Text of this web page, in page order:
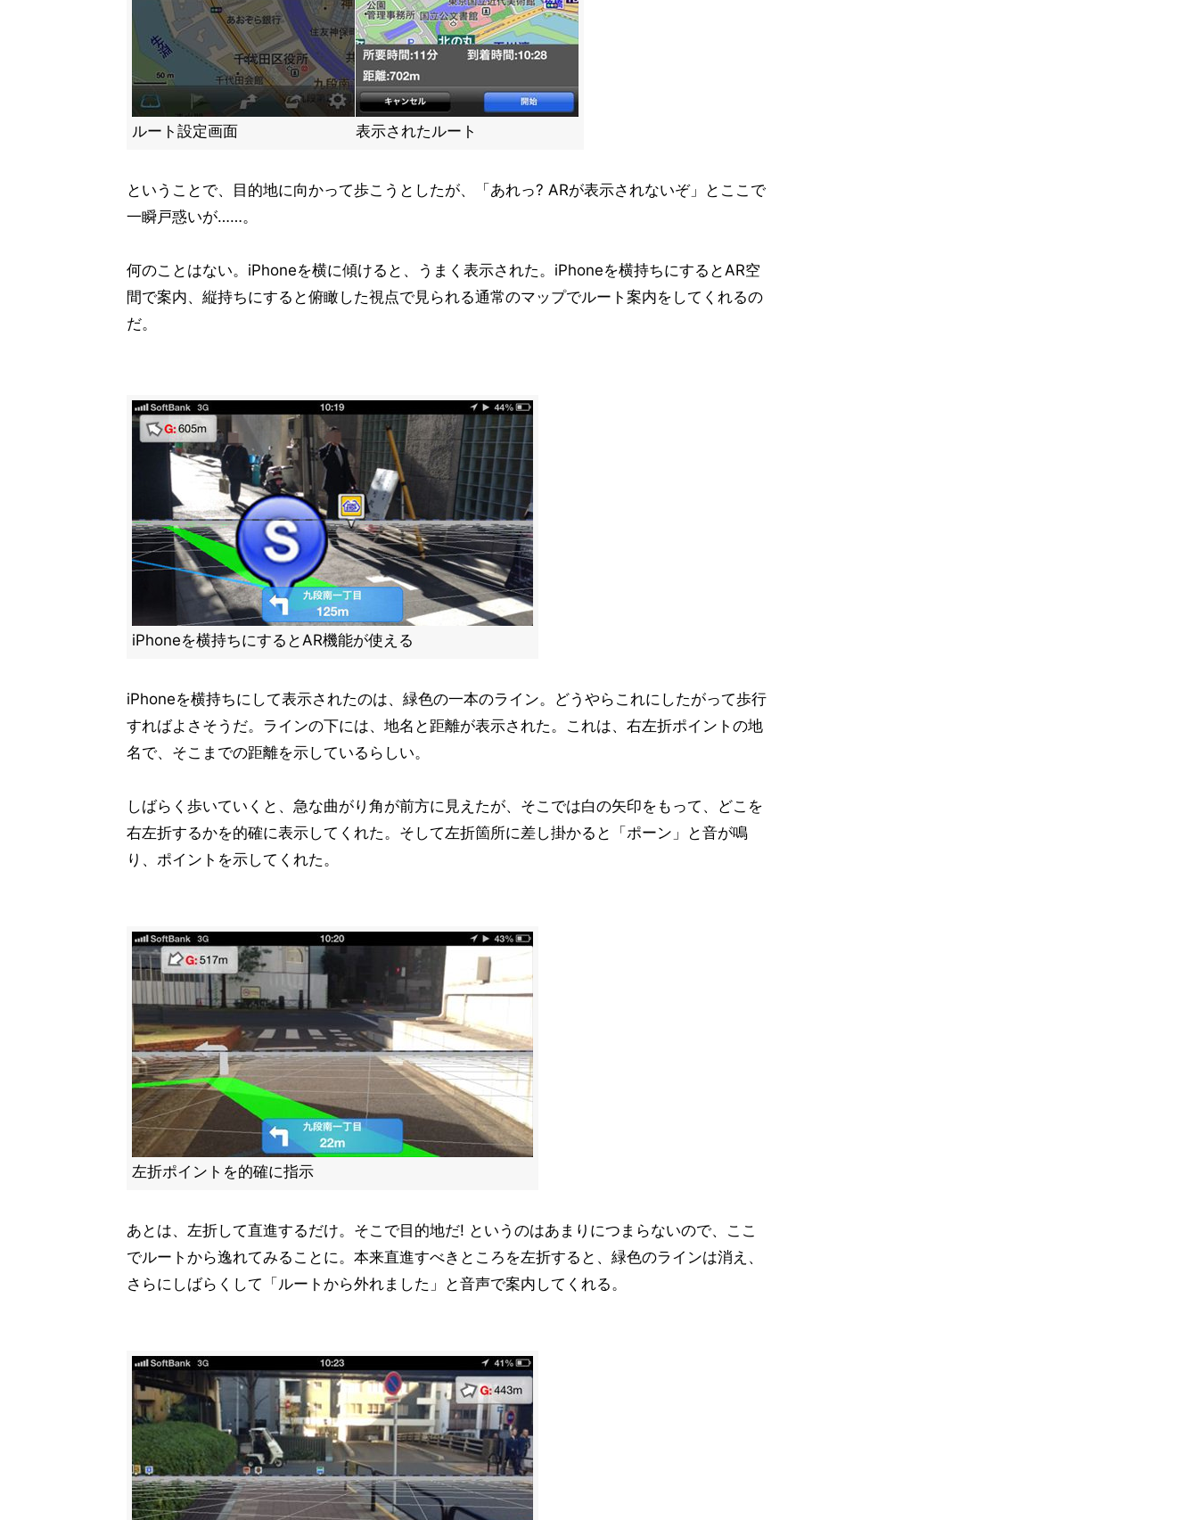
ルート設定画面 表示されたルート
ということで、目的地に向かって歩こうとしたが、「あれっ? ARが表示されないぞ」とここで
一瞬戸惑いが……。
何のことはない。iPhoneを横に傾けると、うまく表示された。iPhoneを横持ちにするとAR空
間で案内、縦持ちにすると俯瞰した視点で見られる通常のマップでルート案内をしてくれるの
だ。
iPhoneを横持ちにするとAR機能が使える
iPhoneを横持ちにして表示されたのは、緑色の一本のライン。どうやらこれにしたがって歩行
すればよさそうだ。ラインの下には、地名と距離が表示された。これは、右左折ポイントの地
名で、そこまでの距離を示しているらしい。
しばらく歩いていくと、急な曲がり角が前方に見えたが、そこでは白の矢印をもって、どこを
右左折するかを的確に表示してくれた。そして左折箇所に差し掛かると「ポーン」と音が鳴
り、ポイントを示してくれた。
左折ポイントを的確に指示
あとは、左折して直進するだけ。そこで目的地だ! というのはあまりにつまらないので、ここ
でルートから逸れてみることに。本来直進すべきところを左折すると、緑色のラインは消え、
さらにしばらくして「ルートから外れました」と音声で案内してくれる。